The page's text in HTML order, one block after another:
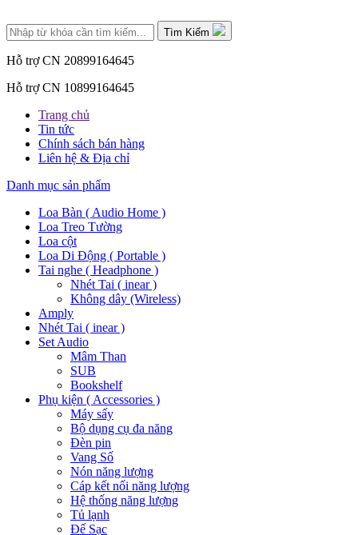
Tìm Kiếm
Hỗ trợ CN 20899164645
Hỗ trợ CN 10899164645
Trang chủ
Tin tức
Chính sách bán hàng
Liên hệ & Địa chỉ
Danh mục sản phẩm
Loa Bàn ( Audio Home )
Loa Treo Tường
Loa cột
Loa Di Động ( Portable )
Tai nghe ( Headphone )
Nhét Tai ( inear )
Không dây (Wireless)
Amply
Nhét Tai ( inear )
Set Audio
Mâm Than
SUB
Bookshelf
Phụ kiện ( Accessories )
Máy sấy
Bộ dụng cụ đa năng
Đèn pin
Vang Số
Nón năng lượng
Cáp kết nối năng lượng
Hệ thống năng lượng
Tủ lạnh
Đế Sạc